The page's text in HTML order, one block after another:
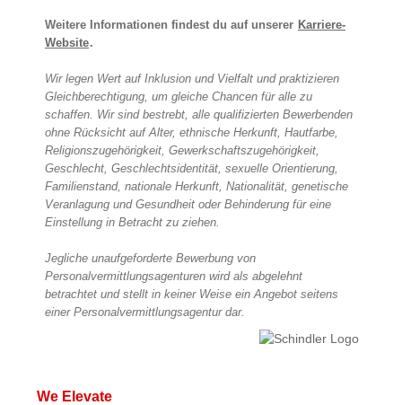
Weitere Informationen findest du auf unserer Karriere-
Website.
Wir legen Wert auf Inklusion und Vielfalt und praktizieren
Gleichberechtigung, um gleiche Chancen für alle zu
schaffen. Wir sind bestrebt, alle qualifizierten Bewerbenden
ohne Rücksicht auf Alter, ethnische Herkunft, Hautfarbe,
Religionszugehörigkeit, Gewerkschaftszugehörigkeit,
Geschlecht, Geschlechtsidentität, sexuelle Orientierung,
Familienstand, nationale Herkunft, Nationalität, genetische
Veranlagung und Gesundheit oder Behinderung für eine
Einstellung in Betracht zu ziehen.
Jegliche unaufgeforderte Bewerbung von
Personalvermittlungsagenturen wird als abgelehnt
betrachtet und stellt in keiner Weise ein Angebot seitens
einer Personalvermittlungsagentur dar.
We Elevate